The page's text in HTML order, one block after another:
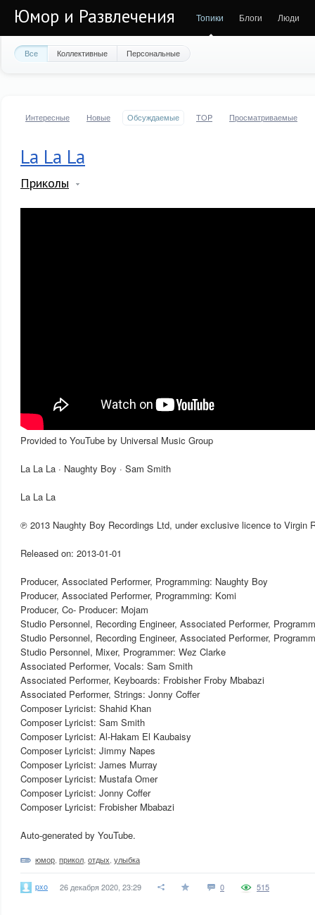
Юмор и Развлечения Топики Блоги Люди
Все Коллективные Персональные
Интересные Новые Обсуждаемые TOP Просматриваемые
La La La
Приколы
Provided to YouTube by Universal Music Group
La La La · Naughty Boy · Sam Smith
La La La
℗ 2013 Naughty Boy Recordings Ltd, under exclusive licence to Virgin
Released on: 2013-01-01
Producer, Associated Performer, Programming: Naughty Boy
Producer, Associated Performer, Programming: Komi
Producer, Co- Producer: Mojam
Studio Personnel, Recording Engineer, Associated Performer,
Studio Personnel, Recording Engineer, Associated Performer,
Studio Personnel, Mixer, Programmer: Wez Clarke
Associated Performer, Vocals: Sam Smith
Associated Performer, Keyboards: Frobisher Froby Mbabazi
Associated Performer, Strings: Jonny Coffer
Composer Lyricist: Shahid Khan
Composer Lyricist: Sam Smith
Composer Lyricist: Al-Hakam El Kaubaisy
Composer Lyricist: Jimmy Napes
Composer Lyricist: James Murray
Composer Lyricist: Mustafa Omer
Composer Lyricist: Jonny Coffer
Composer Lyricist: Frobisher Mbabazi
Auto-generated by YouTube.
юмор прикол отдых улыбка
pxo 26 декабря 2020, 23:29 0 515